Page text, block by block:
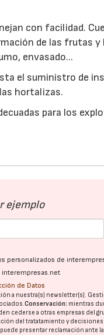
con facilidad.
de las frutas
envasado...
el suministro de
hortalizas.
para los
ejemplo
personalizados de
interempresas.net
de Datos
a nuestra(s) newsletter(s).
Conservación: mientras
cederse a otras empresas del
del tratatamiento y decisiones
presentar reclamación ante